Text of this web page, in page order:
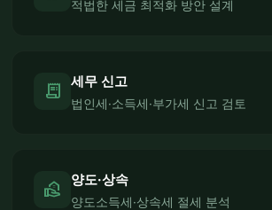
적법한 세금 최적화 방안 설계
receipt_long 세무 신고
법인세·소득세·부가세 신고 검토
real_estate_agent 양도·상속
양도소득세·상속세 절세 분석